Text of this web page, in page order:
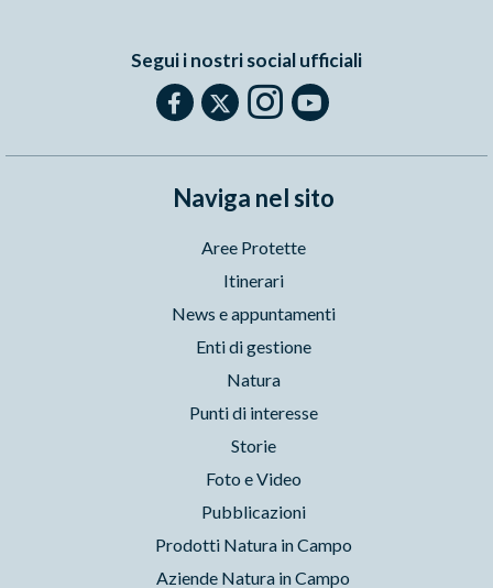
Segui i nostri social ufficiali
Naviga nel sito
Aree Protette
Itinerari
News e appuntamenti
Enti di gestione
Natura
Punti di interesse
Storie
Foto e Video
Pubblicazioni
Prodotti Natura in Campo
Aziende Natura in Campo